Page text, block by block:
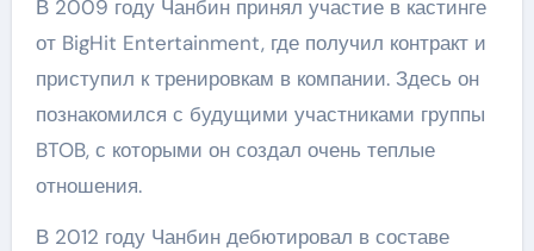
В 2009 году Чанбин принял участие в кастинге
от BigHit Entertainment, где получил контракт и
приступил к тренировкам в компании. Здесь он
познакомился с будущими участниками группы
BTOB, с которыми он создал очень теплые
отношения.
В 2012 году Чанбин дебютировал в составе